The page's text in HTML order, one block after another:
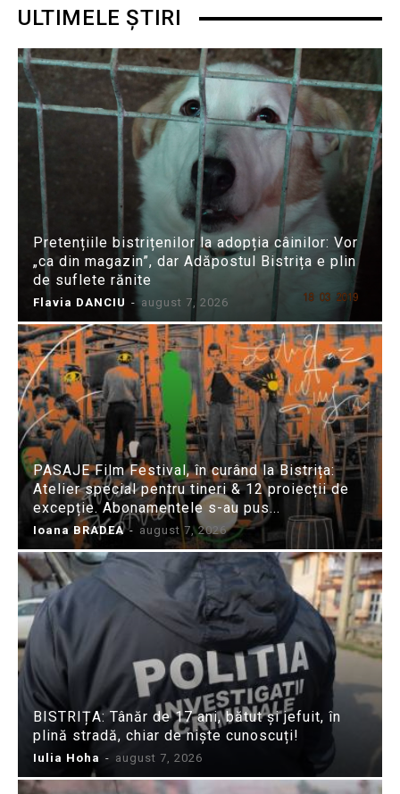
ULTIMELE ȘTIRI
Pretențiile bistrițenilor la adopția câinilor: Vor
„ca din magazin”, dar Adăpostul Bistrița e plin
de suflete rănite
Flavia DANCIU - august 7, 2026
PASAJE Film Festival, în curând la Bistrița:
Atelier special pentru tineri & 12 proiecții de
excepție. Abonamentele s-au pus...
Ioana BRADEA - august 7, 2026
BISTRIȚA: Tânăr de 17 ani, bătut și jefuit, în
plină stradă, chiar de niște cunoscuți!
Iulia Hoha - august 7, 2026